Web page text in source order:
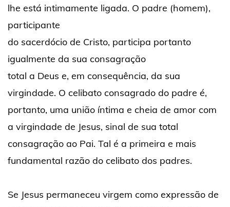
lhe está intimamente ligada. O padre (homem),
participante
do sacerdócio de Cristo, participa portanto
igualmente da sua consagração
total a Deus e, em consequência, da sua
virgindade. O celibato consagrado do padre é,
portanto, uma união íntima e cheia de amor com
a virgindade de Jesus, sinal de sua total
consagração ao Pai. Tal é a primeira e mais
fundamental razão do celibato dos padres.
Se Jesus permaneceu virgem como expressão de